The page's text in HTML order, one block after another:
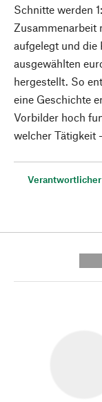
Schnitte werden
Zusammenarbeit
aufgelegt und die
ausgewählten
hergestellt. So
eine Geschichte
Vorbilder hoch
welcher Tätigkeit